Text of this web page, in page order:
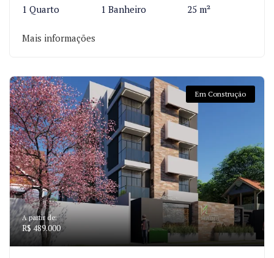
1 Quarto 1 Banheiro 25 m²
Mais informações
Em Construção
A partir de:
R$ 489.000